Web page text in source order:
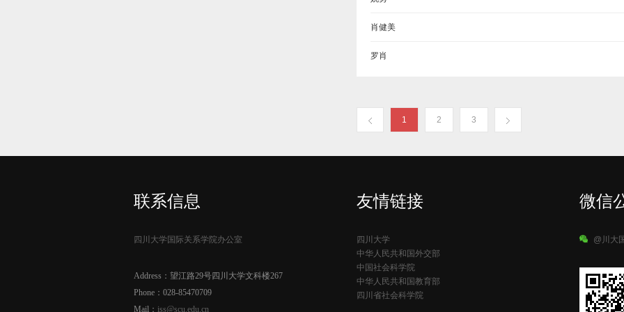
肖健美
罗肖
1 2 3
联系信息
四川大学国际关系学院办公室
Address：望江路29号四川大学文科楼267
Phone：028-85470709
Mail： iss@scu.edu.cn
友情链接
四川大学
中华人民共和国外交部
中国社会科学院
中华人民共和国教育部
四川省社会科学院
微信
@川大